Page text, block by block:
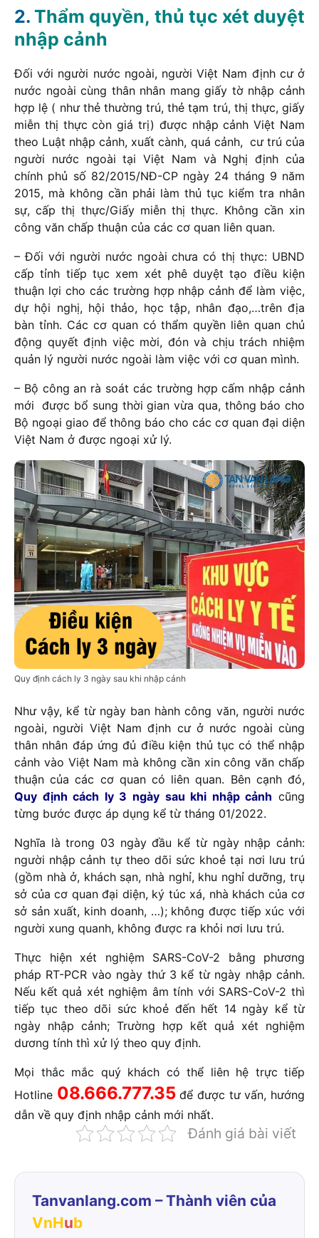
Thẩm quyền, thủ tục xét duyệt
nhập cảnh
Đối với người nước ngoài, người Việt Nam định cư ở
nước ngoài cùng thân nhân mang giấy tờ nhập cảnh
hợp lệ ( như thẻ thường trú, thẻ tạm trú, thị thực, giấy
miễn thị thực còn giá trị) được nhập cảnh Việt Nam
theo Luật nhập cảnh, xuất cành, quá cảnh, cư trú của
người nước ngoài tại Việt Nam và Nghị định của
chính phủ số 82/2015/NĐ-CP ngày 24 tháng 9 năm
2015, mà không cần phải làm thủ tục kiểm tra nhân
sự, cấp thị thực/Giấy miễn thị thực. Không cần xin
công văn chấp thuận của các cơ quan liên quan.
– Đối với người nước ngoài chưa có thị thực: UBND
cấp tỉnh tiếp tục xem xét phê duyệt tạo điều kiện
thuận lợi cho các trường hợp nhập cảnh để làm việc,
dự hội nghị, hội thảo, học tập, nhân đạo,…trên địa
bàn tỉnh. Các cơ quan có thẩm quyền liên quan chủ
động quyết định việc mời, đón và chịu trách nhiệm
quản lý người nước ngoài làm việc với cơ quan mình.
– Bộ công an rà soát các trường hợp cấm nhập cảnh
mới được bổ sung thời gian vừa qua, thông báo cho
Bộ ngoại giao để thông báo cho các cơ quan đại diện
Việt Nam ở được ngoại xử lý.
Quy định cách ly 3 ngày sau khi nhập cảnh
Như vậy, kể từ ngày ban hành công văn, người nước
ngoài, người Việt Nam định cư ở nước ngoài cùng
thân nhân đáp ứng đủ điều kiện thủ tục có thể nhập
cảnh vào Việt Nam mà không cần xin công văn chấp
thuận của các cơ quan có liên quan. Bên cạnh đó,
Quy định cách ly 3 ngày sau khi nhập cảnh cũng
từng bước được áp dụng kể từ tháng 01/2022.
Nghĩa là trong 03 ngày đầu kể từ ngày nhập cảnh:
người nhập cảnh tự theo dõi sức khoẻ tại nơi lưu trú
(gồm nhà ở, khách sạn, nhà nghỉ, khu nghỉ dưỡng, trụ
sở của cơ quan đại diện, ký túc xá, nhà khách của cơ
sở sản xuất, kinh doanh, …); không được tiếp xúc với
người xung quanh, không được ra khỏi nơi lưu trú.
Thực hiện xét nghiệm SARS-CoV-2 bằng phương
pháp RT-PCR vào ngày thứ 3 kể từ ngày nhập cảnh.
Nếu kết quả xét nghiệm âm tính với SARS-CoV-2 thì
tiếp tục theo dõi sức khoẻ đến hết 14 ngày kể từ
ngày nhập cảnh; Trường hợp kết quả xét nghiệm
dương tính thì xử lý theo quy định.
Mọi thắc mắc quý khách có thể liên hệ trực tiếp
Hotline 08.666.777.35để được tư vấn, hướng
dẫn về quy định nhập cảnh mới nhất.
Đánh giá bài viết
Tanvanlang.com – Thành viên của
VnHub